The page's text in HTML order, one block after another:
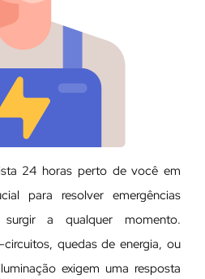
24 horas perto de você em
para resolver emergências
a qualquer momento.
quedas de energia, ou
exigem uma resposta